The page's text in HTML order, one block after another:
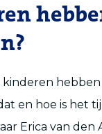
en hoe is het
Erica van den